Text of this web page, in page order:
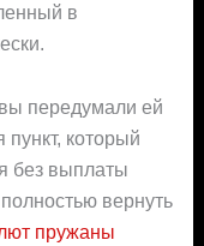
в
передумали ей
пункт, который
без выплаты
вернуть
пружаны